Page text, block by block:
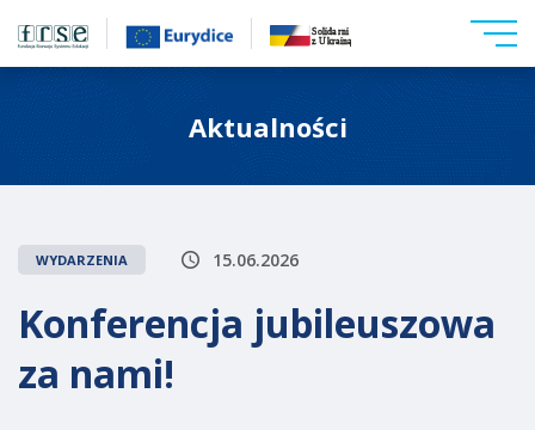
Aktualności
WYDARZENIA 15.06.2026
Konferencja jubileuszowa
za nami!